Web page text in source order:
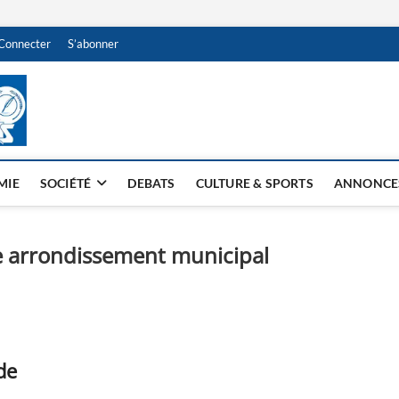
S’abonner
NDJAMENA HEBDO
SOCIÉTÉ DEBATS CULTURE & SPORTS
arrondissement municipal